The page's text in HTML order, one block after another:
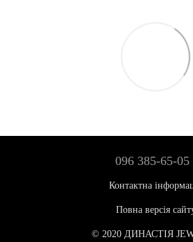
096 385-65-05
Контактна
Повна версія
© 2020 ДИНАСТІЯ